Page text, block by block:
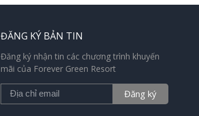
ĐĂNG KÝ BẢN TIN
Đăng ký nhận tin các chương trình khuyến
mãi của Forever Green Resort
Đăng ký